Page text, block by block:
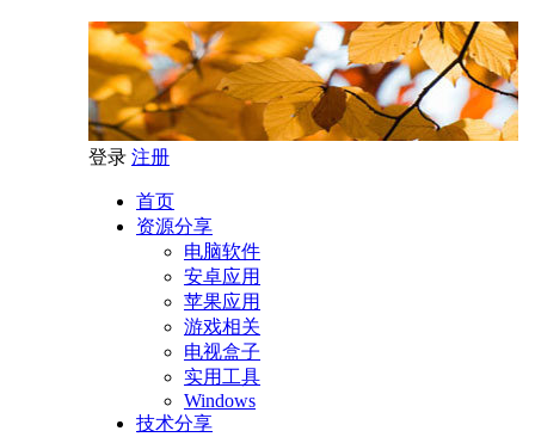
登录 注册
首页
资源分享
电脑软件
安卓应用
苹果应用
游戏相关
电视盒子
实用工具
Windows
技术分享